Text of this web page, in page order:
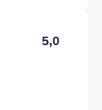
5,0